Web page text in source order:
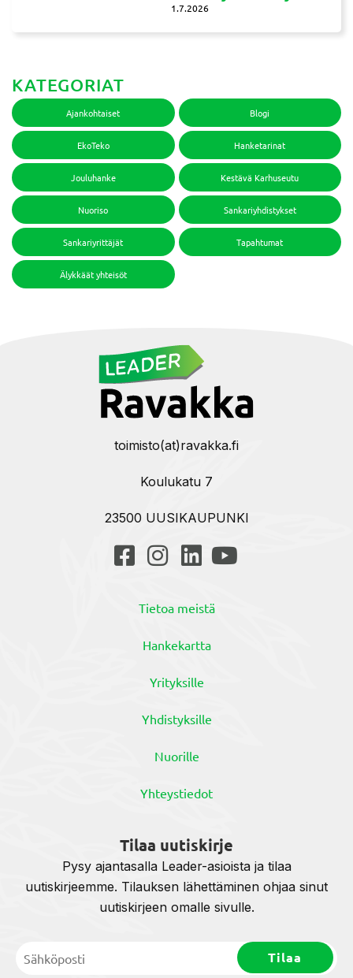
1.7.2026
KATEGORIAT
Ajankohtaiset Blogi
EkoTeko Hanketarinat
Jouluhanke Kestävä Karhuseutu
Nuoriso Sankariyhdistykset
Sankariyrittäjät Tapahtumat
Älykkäät yhteisöt
toimisto(at)ravakka.fi
Koulukatu 7
23500 UUSIKAUPUNKI
Tietoa meistä
Hankekartta
Yrityksille
Yhdistyksille
Nuorille
Yhteystiedot
Tilaa uutiskirje
Pysy ajantasalla Leader-asioista ja tilaa
uutiskirjeemme. Tilauksen lähettäminen ohjaa sinut
uutiskirjeen omalle sivulle.